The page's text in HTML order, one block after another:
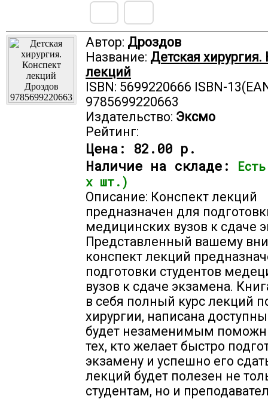
Автор: Дроздов
Название: Детская хирургия.
лекций
ISBN: 5699220666 ISBN-
9785699220663
Издательство: Эксмо
Рейтинг:
Цена: 82.00 р.
Наличие на складе:
х шт.)
Описание: Конспект лекций
предназначен для
медицинских вузов к сдаче
Представленный вашему
конспект лекций
подготовки студентов
вузов к сдаче экзамена.
в себя полный курс лекций
хирургии, написана
будет незаменимым
тех, кто желает быстро
экзамену и успешно его
лекций будет полезен не
студентам, но и